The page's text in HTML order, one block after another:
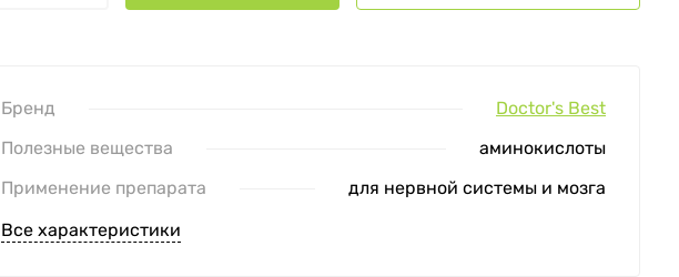
Бренд
Doctor's Best
Полезные вещества
аминокислоты
Применение препарата
для нервной системы и мозга
Все характеристики